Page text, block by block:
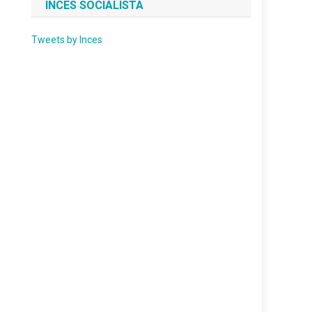
INCES SOCIALISTA
Tweets by Inces